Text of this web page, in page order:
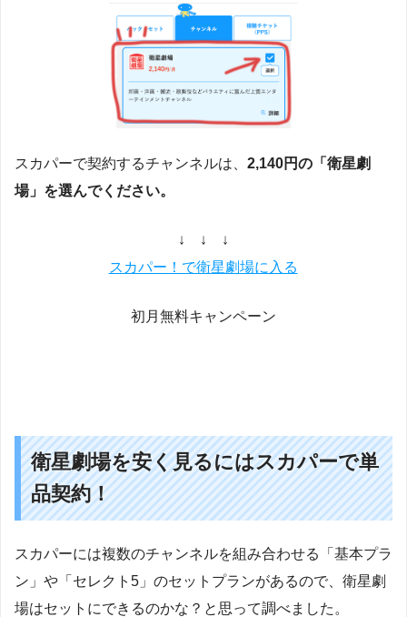
スカパーで契約するチャンネルは、 2,140円の「衛星劇
場」を選んでください。
↓ ↓ ↓
スカパー！で衛星劇場に入る
初月無料キャンペーン
衛星劇場を安く見るにはスカパーで単
品契約！
スカパーには複数のチャンネルを組み合わせる「基本プラ
ン」や「セレクト5」のセットプランがあるので、衛星劇
場はセットにできるのかな？と思って調べました。